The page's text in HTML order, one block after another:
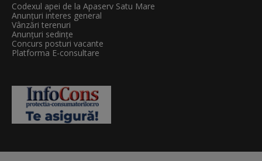
Codexul apei de la Apaserv Satu Mare
Anunțuri interes general
Vânzări terenuri
Anunțuri sedințe
Concurs posturi vacante
Platforma E-consultare